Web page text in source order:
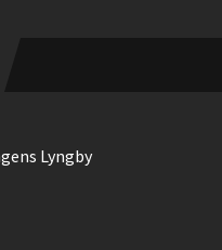
Lyngby